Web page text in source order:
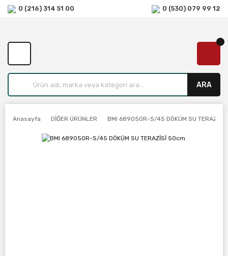
0 (216) 314 51 00 0 (530) 079 99 12
ARA
Anasayfa DİĞER ÜRÜNLER BMI 689050R-S/45 DÖKÜM SU